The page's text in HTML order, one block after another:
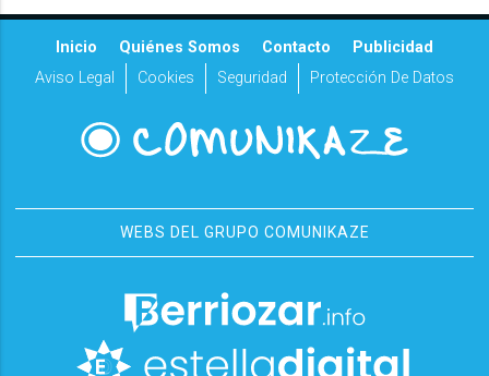
Inicio Quiénes Somos Contacto
Publicidad
Aviso Legal
Cookies Seguridad Protección De Datos
WEBS DEL GRUPO COMUNIKAZE